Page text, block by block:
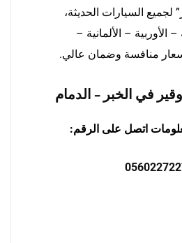
لجميع السيارات الحديثة،
– الأوربية – الألمانية –
منافسة وضمان عالي.
في الخبر – الدمام
اتصل على الرقم: